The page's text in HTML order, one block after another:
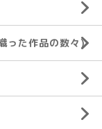
った作品の数々)